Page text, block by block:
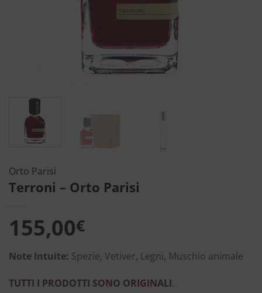
Orto Parisi
Terroni – Orto Parisi
155,00€
Note Intuite: Spezie, Vetiver, Legni, Muschio animale
TUTTI I PRODOTTI SONO ORIGINALI.